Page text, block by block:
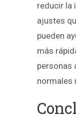
reducir la
ajustes
pueden
más
personas
normales